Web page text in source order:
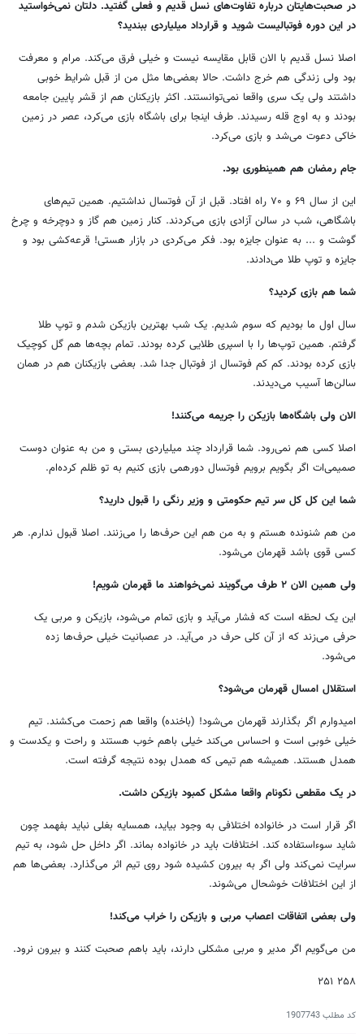
در صحبت‌هایتان درباره تفاوت‌های نسل قدیم و فعلی گفتید. دلتان نمی‌خواستید
در این دوره فوتبالیست شوید و قرارداد میلیاردی ببندید؟
اصلا نسل قدیم با الان قابل مقایسه نیست و خیلی فرق می‌کند. مرام و معرفت
بود ولی زندگی هم خرج داشت. حالا بعضی‌ها مثل من از قبل شرایط خوبی
داشتند ولی یک سری واقعا نمی‌توانستند. اکثر بازیکنان هم از قشر پایین جامعه
بودند و به اوج قله رسیدند. طرف اینجا برای باشگاه بازی می‌کرد، عصر در زمین
خاکی دعوت می‌شد و بازی می‌کرد.
جام رمضان هم همینطوری بود.
این از سال ۶۹ و ۷۰ راه افتاد. قبل از آن فوتسال نداشتیم. همین تیم‌های
باشگاهی، شب در سالن آزادی بازی می‌کردند. کنار زمین هم گاز و دوچرخه و چرخ
گوشت و ... به عنوان جایزه بود. فکر می‌کردی در بازار هستی! قرعه‌کشی بود و
جایزه و توپ طلا می‌دادند.
شما هم بازی کردید؟
سال اول ما بودیم که سوم شدیم. یک شب بهترین بازیکن شدم و توپ طلا
گرفتم. همین توپ‌ها را با اسپری طلایی کرده بودند. تمام بچه‌ها هم گل کوچیک
بازی کرده بودند. کم کم فوتسال از فوتبال جدا شد. بعضی بازیکنان هم در همان
سالن‌ها آسیب می‌دیدند.
الان ولی باشگاه‌ها بازیکن را جریمه می‌کنند!
اصلا کسی هم نمی‌رود. شما قرارداد چند میلیاردی بستی و من به عنوان دوست
صمیمی‌ات اگر بگویم برویم فوتسال دورهمی بازی کنیم به تو ظلم کرده‌ام.
شما این کل کل سر تیم حکومتی و وزیر رنگی را قبول دارید؟
من هم شنونده هستم و به من هم این حرف‌ها را می‌زنند. اصلا قبول ندارم. هر
کسی قوی باشد قهرمان می‌شود.
ولی همین الان ۲ طرف می‌گویند نمی‌خواهند ما قهرمان شویم!
این یک لحظه است که فشار می‌آید و بازی تمام می‌شود، بازیکن و مربی یک
حرفی می‌زند که از آن کلی حرف در می‌آید. در عصبانیت خیلی حرف‌ها زده
می‌شود.
استقلال امسال قهرمان می‌شود؟
امیدوارم اگر بگذارند قهرمان می‌شود! (باخنده) واقعا هم زحمت می‌کشند. تیم
خیلی خوبی است و احساس می‌کند خیلی باهم خوب هستند و راحت و یکدست و
همدل هستند. همیشه هم تیمی که همدل بوده نتیجه گرفته است.
در یک مقطعی نکونام واقعا مشکل کمبود بازیکن داشت.
اگر قرار است در خانواده اختلافی به وجود بیاید، همسایه بغلی نباید بفهمد چون
شاید سوءاستفاده کند. اختلافات باید در خانواده بماند. اگر داخل حل شود، به تیم
سرایت نمی‌کند ولی اگر به بیرون کشیده شود روی تیم اثر می‌گذارد. بعضی‌ها هم
از این اختلافات خوشحال می‌شوند.
ولی بعضی اتفاقات اعصاب مربی و بازیکن را خراب می‌کند!
من می‌گویم اگر مدیر و مربی مشکلی دارند، باید باهم صحبت کنند و بیرون نرود.
۲۵۸ ۲۵۱
کد مطلب1907743